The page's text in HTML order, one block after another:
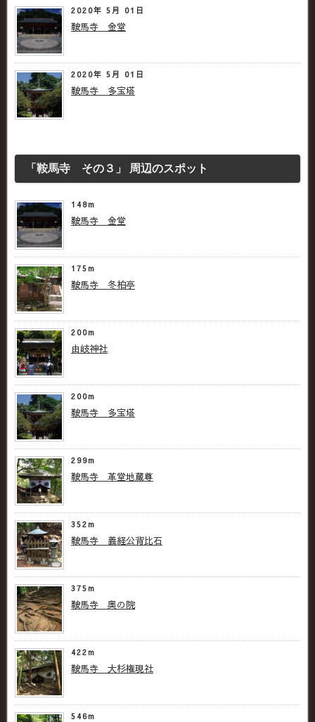
2020年 5月 01日
鞍馬寺 金堂
2020年 5月 01日
鞍馬寺 多宝塔
「鞍馬寺 その３」 周辺のスポット
148m
鞍馬寺 金堂
175m
鞍馬寺 冬柏亭
200m
由岐神社
200m
鞍馬寺 多宝塔
299m
鞍馬寺 革堂地蔵尊
352m
鞍馬寺 義経公背比石
375m
鞍馬寺 奥の院
422m
鞍馬寺 大杉権現社
546m